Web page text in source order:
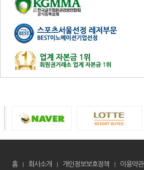
홈 회사소개 개인정보보호정책 이용약관